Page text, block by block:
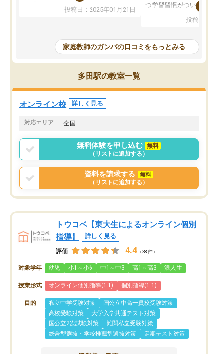
を開いてzoomを繋げるようになりまし
た！5科目なんでもOKなのもとても気
めて1年ほどだった今では平均点以上の
科目が増えてきました！あと1年受験ま
であるので無料の週末教室を使用しな
がら頑張って欲しいと思います！
投稿日：2025年01月21日
つ学習習慣がついてきま
指導が無い日も予定表
問できるのでとても助か
投稿日：
家庭教師のガンバの口コミをもっとみる
多田駅の教室一覧
オンライン校 詳しく見る
対応エリア 全国
無料体験を申し込む
無料
（リストに追加する）
資料を請求する
無料
（リストに追加する）
トウコベ【東大生によるオンライン個別
指導】
詳しく見る
評価 4.4 （38件）
対象学年 幼児 小1～小6 中1～中3 高1～高3 浪人生
授業形式 オンライン個別指導(1:1) 個別指導(1:1)
目的 私立中学受験対策
国公立中高一貫校受験対策
高校受験対策
大学入学共通テスト対策
国公立2次試験対策
難関私立受験対策
総合型選抜・学校推薦型選抜対策
定期テスト対策